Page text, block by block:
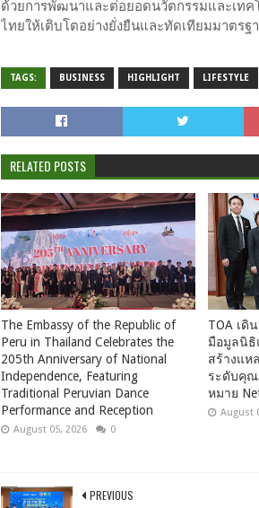
ด้วยการพัฒนาและต่อยอดนวัตกรรมและเท
ไทยให้เติบโตอย่างยั่งยืนและทัดเทียมมาตรฐ
TAGS: BUSINESS HIGHLIGHT LIFESTYLE
RELATED POSTS
The Embassy of the Republic of
Peru in Thailand Celebrates the
205th Anniversary of National
Independence, Featuring
Traditional Peruvian Dance
Performance and Reception
August 05, 2026 0
TOA เดิ
มือมูลนิ
สร้างแห
ระดับคุ
หมาย
August
PREVIOUS